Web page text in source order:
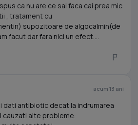
ca nu are ce sai faca cai prea mic
, tratament cu
supozitoare de algocalmin(de
facut dar fara nici un efect....
acum 13 ani
dati antibiotic decat la indrumarea
cauzati alte probleme.